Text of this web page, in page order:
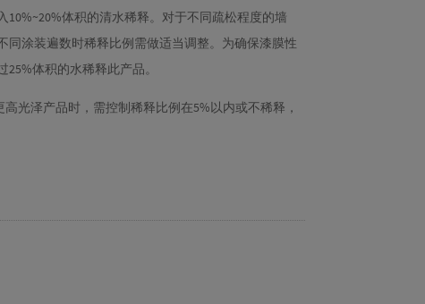
10%~20%体积的清水稀释。对于不同疏松程度的墙
同涂装遍数时稀释比例需做适当调整。为确保漆膜性
体积的水稀释此产品。
光泽产品时，需控制稀释比例在5%以内或不稀释，